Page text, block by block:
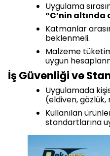
Uygulama
°C’nin altında
Katmanlar
beklenmeli.
Malzeme
uygun
İş Güvenliği ve
Uygulamada
(eldiven, gözlük,
Kullanılan
standartlarına